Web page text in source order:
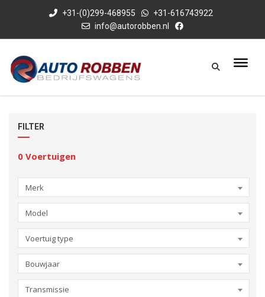
+31-(0)299-468955
+31-616743922
info@autorobben.nl
FILTER
0 Voertuigen
Merk
Model
Voertuig type
Bouwjaar
Transmissie